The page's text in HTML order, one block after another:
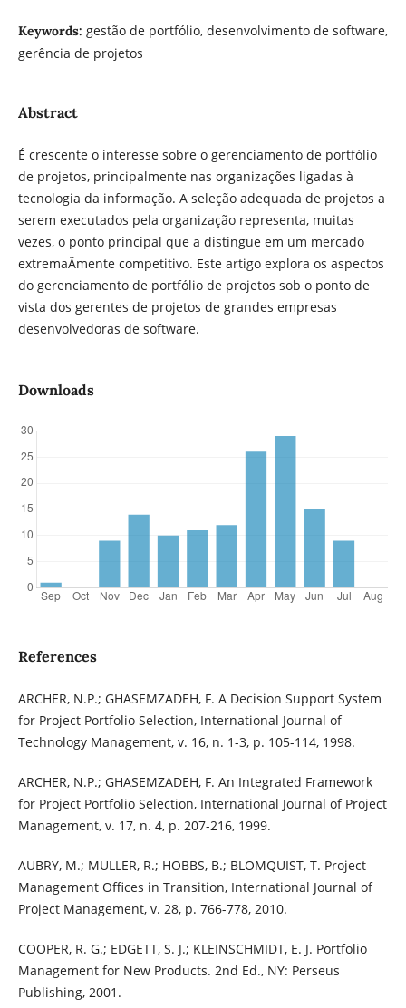
Keywords: gestão de portfólio, desenvolvimento de software,
gerência de projetos
Abstract
É crescente o interesse sobre o gerenciamento de portfólio
de projetos, principalmente nas organizações ligadas à
tecnologia da informação. A seleção adequada de projetos a
serem executados pela organização representa, muitas
vezes, o ponto principal que a distingue em um mercado
extremaÂ­mente competitivo. Este artigo explora os aspectos
do gerenciamento de portfólio de projetos sob o ponto de
vista dos gerentes de projetos de grandes empresas
desenvolvedoras de software.
Downloads
References
ARCHER, N.P.; GHASEMZADEH, F. A Decision Support System
for Project Portfolio Selection, International Journal of
Technology Management, v. 16, n. 1-3, p. 105-114, 1998.
ARCHER, N.P.; GHASEMZADEH, F. An Integrated Framework
for Project Portfolio Selection, International Journal of Project
Management, v. 17, n. 4, p. 207-216, 1999.
AUBRY, M.; MULLER, R.; HOBBS, B.; BLOMQUIST, T. Project
Management Offices in Transition, International Journal of
Project Management, v. 28, p. 766-778, 2010.
COOPER, R. G.; EDGETT, S. J.; KLEINSCHMIDT, E. J. Portfolio
Management for New Products. 2nd Ed., NY: Perseus
Publishing, 2001.